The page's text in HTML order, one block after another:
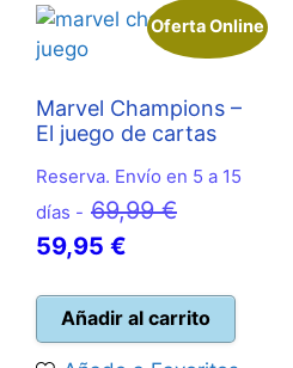
Oferta Online
Marvel Champions –
El juego de cartas
Reserva. Envío en 5 a 15
días - 69,99€El
era:
69,99 €.
59,95 €
actual
es:
Añadir al carrito